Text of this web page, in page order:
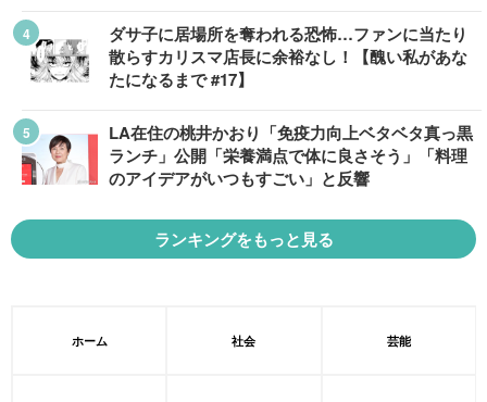
ダサ子に居場所を奪われる恐怖…ファンに当たり
散らすカリスマ店長に余裕なし！【醜い私があな
たになるまで #17】
LA在住の桃井かおり「免疫力向上ベタベタ真っ黒
ランチ」公開「栄養満点で体に良さそう」「料理
のアイデアがいつもすごい」と反響
ランキングをもっと見る
ホーム 社会 芸能